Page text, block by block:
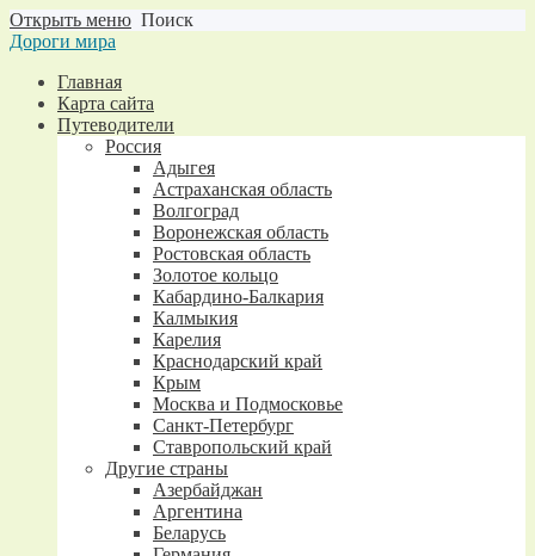
Открыть меню Поиск
Дороги мира
Главная
Карта сайта
Путеводители
Россия
Адыгея
Астраханская область
Волгоград
Воронежская область
Ростовская область
Золотое кольцо
Кабардино-Балкария
Калмыкия
Карелия
Краснодарский край
Крым
Москва и Подмосковье
Санкт-Петербург
Ставропольский край
Другие страны
Азербайджан
Аргентина
Беларусь